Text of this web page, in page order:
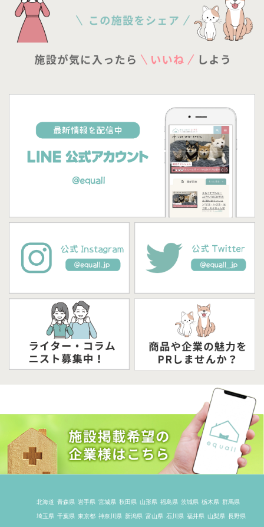
北海道 青森県 岩手県 宮城県 秋田県 山形県 福島県 茨城県 栃木県 群馬県
埼玉県 千葉県 東京都 神奈川県 新潟県 富山県 石川県 福井県 山梨県 長野県